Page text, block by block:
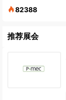
82388
推荐展会